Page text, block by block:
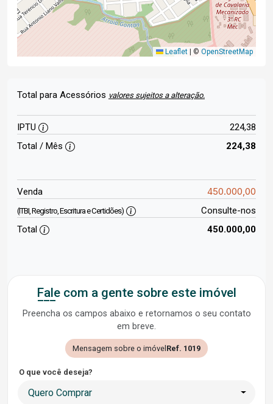
Leaflet | © OpenStreetMap
Total para Acessórios valores sujeitos a alteração.
IPTU
224,38
Total / Mês
224,38
Venda 450.000,00
(ITBI, Registro, Escritura e Certidões)
Consulte-nos
Total
450.000,00
Fale com a gente sobre este imóvel
Preencha os campos abaixo e retornamos o seu contato
em breve.
Mensagem sobre o imóvelRef. 1019
O que você deseja?
Quero Comprar